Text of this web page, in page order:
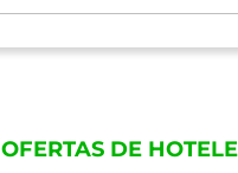
OFERTAS DE